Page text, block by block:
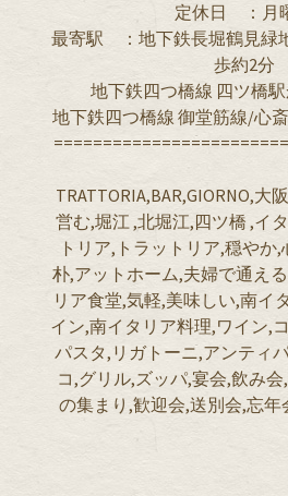
定休日 ：月
最寄駅 ：地下鉄長堀鶴見緑
歩約2分
地下鉄四つ橋線 四ツ橋
地下鉄四つ橋線 御堂筋線/心
TRATTORIA,BAR,GIORNO,大
営む,堀江 ,北堀江,四ツ橋 ,イ
トリア,トラットリア,穏やか
朴,アットホーム,夫婦で通え
リア食堂,気軽,美味しい,南イ
イン,南イタリア料理,ワイン,
パスタ,リガトーニ,アンティ
コ,グリル,ズッパ,宴会,飲み
の集まり,歓迎会,送別会,忘年